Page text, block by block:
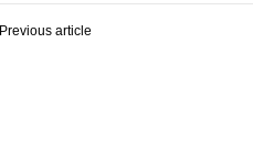
Previous article